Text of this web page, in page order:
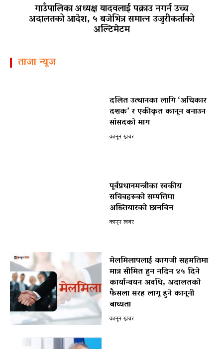
गाउँपालिका अध्यक्ष यादवलाई पक्राउ नगर्न उच्च
अदालतको आदेश, ५ बजेभित्र समात्न उजुरीकर्ताको
अल्टिमेटम
ताजा न्यूज
दलित उत्थानका लागि ‘अधिकार
दशक’ र एकीकृत कानून बनाउन
सांसदको माग
कानून खबर
पूर्वप्रधानमन्त्रीका स्वकीय
सचिवहरूको सम्पत्तिमा
अख्तियारको छानबिन
कानून खबर
मेलमिलापलाई कागजी सहमतिमा
मात्र सीमित हुन नदिन ४५ दिने
कार्यान्वयन अवधि, अदालतको
फैसला सरह लागू हुने कानूनी
बाध्यता
कानून खबर